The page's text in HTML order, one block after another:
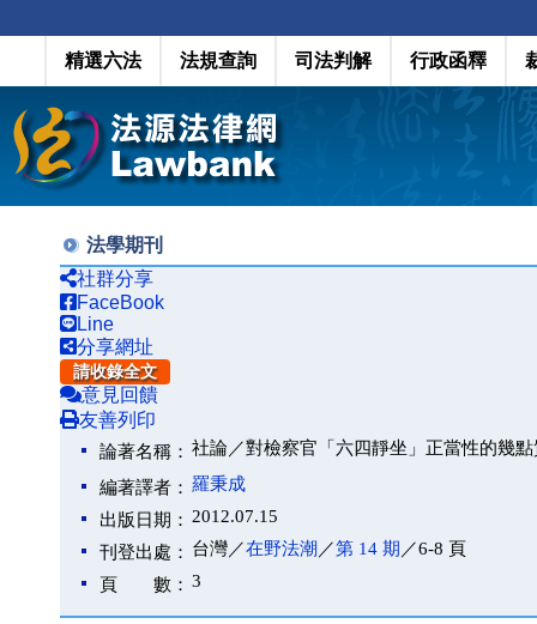
精選六法 法規查詢 司法判解 行政函釋
法學期刊
社群分享
FaceBook
Line
分享網址
請收錄全文
意見回饋
友善列印
論著名稱： 社論／對檢察官「六四靜坐」正當性的幾點
編著譯者： 羅秉成
出版日期： 2012.07.15
刊登出處： 台灣／在野法潮 ／第 14 期 ／6-8 頁
頁 數： 3